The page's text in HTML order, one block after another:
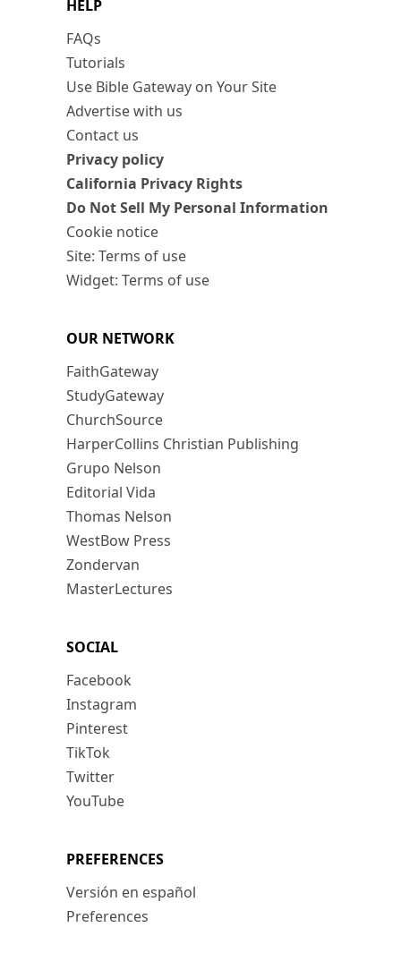
HELP
FAQs
Tutorials
Use Bible Gateway on Your Site
Advertise with us
Contact us
Privacy policy
California Privacy Rights
Do Not Sell My Personal Information
Cookie notice
Site: Terms of use
Widget: Terms of use
OUR NETWORK
FaithGateway
StudyGateway
ChurchSource
HarperCollins Christian Publishing
Grupo Nelson
Editorial Vida
Thomas Nelson
WestBow Press
Zondervan
MasterLectures
SOCIAL
Facebook
Instagram
Pinterest
TikTok
Twitter
YouTube
PREFERENCES
Versión en español
Preferences